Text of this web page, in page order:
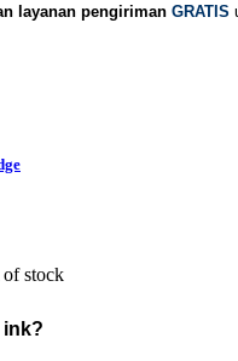
layanan pengiriman GRATIS
stock
ink?